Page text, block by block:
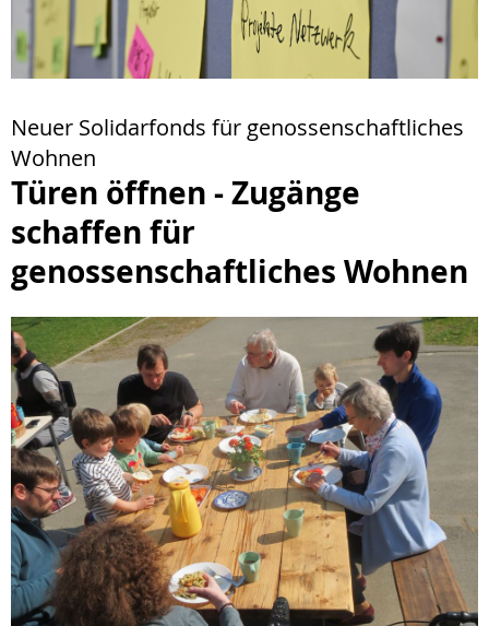
Neuer Solidarfonds für genossenschaftliches
Wohnen
Türen öffnen - Zugänge
schaffen für
genossenschaftliches Wohnen